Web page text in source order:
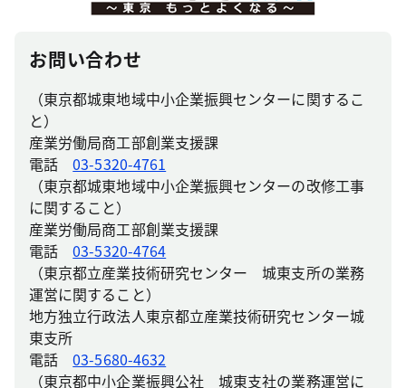
お問い合わせ
（東京都城東地域中小企業振興センターに関するこ
と）
産業労働局商工部創業支援課
電話03-5320-4761
（東京都城東地域中小企業振興センターの改修工事
に関すること）
産業労働局商工部創業支援課
電話03-5320-4764
（東京都立産業技術研究センター 城東支所の業務
運営に関すること）
地方独立行政法人東京都立産業技術研究センター城
東支所
電話03-5680-4632
（東京都中小企業振興公社 城東支社の業務運営に